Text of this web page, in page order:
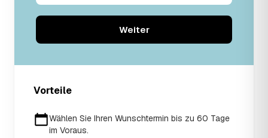
Weiter
Vorteile
Wählen Sie Ihren Wunschtermin bis zu 60 Tage
im Voraus.